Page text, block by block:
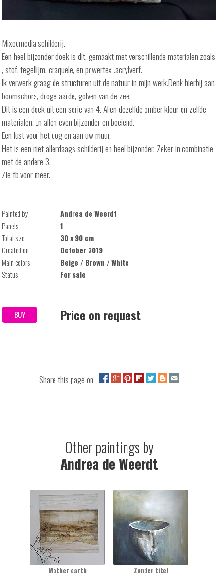
Mixedmedia schilderij.
Een heel bijzonder doek is dit, gemaakt met verschillende materialen zoals
, stof, tegellijm, craquele, en powertex .acrylverf.
Ik verwerk graag de structuren uit de natuur in mijn werk.Denk hierbij aan
boomschors, droge aarde, golven van de zee.
Dit is een doek uit een serie van 4. Allen dezelfde omber kleur en zelfde
materialen. En allen even bijzonder en boeiend.
Een lust voor het oog en aan uw muur.
Het is een niet allerdaags schilderij en heel bijzonder. Zeker in combinatie
met de andere 3.
Zie fb voor meer.
Painted by
Andrea de Weerdt
Panels
1
Total size
30 x 90 cm
Created on
October 2019
Main colors
Beige / Brown / White
Status
For sale
BUY Price on request
Share this page on
Other paintings by
Andrea de Weerdt
Mother earth
Zonder titel